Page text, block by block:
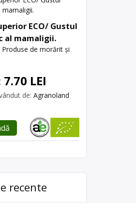
ECO/ Gustul
al mamaligii.
Produse de morărit și
LEI
de: Agranoland
recente